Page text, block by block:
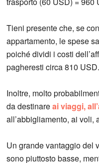
Tieni presente che, se
appartamento, le spese
poiché dividi i costi
pagheresti circa 810
Inoltre, molto
da destinareai viaggi,
all’abbigliamento, ai voli,
Un grande vantaggio del
sono piuttosto basse,